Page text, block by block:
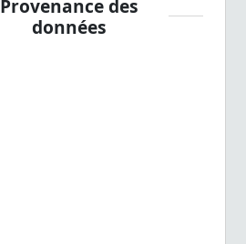
Provenance des
données